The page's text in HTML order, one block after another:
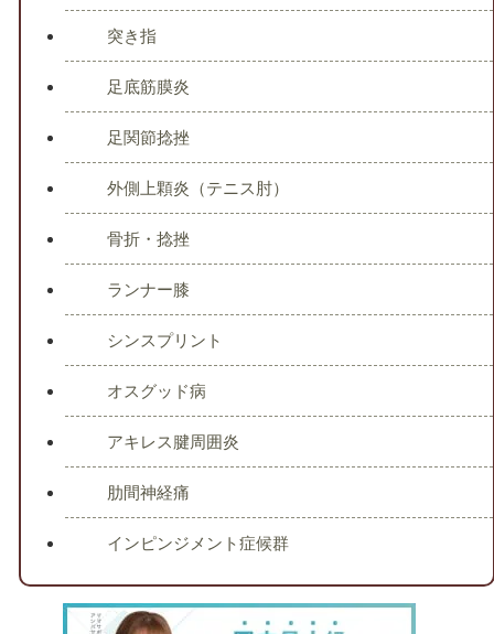
突き指
足底筋膜炎
足関節捻挫
外側上顆炎（テニス肘）
骨折・捻挫
ランナー膝
シンスプリント
オスグッド病
アキレス腱周囲炎
肋間神経痛
インピンジメント症候群